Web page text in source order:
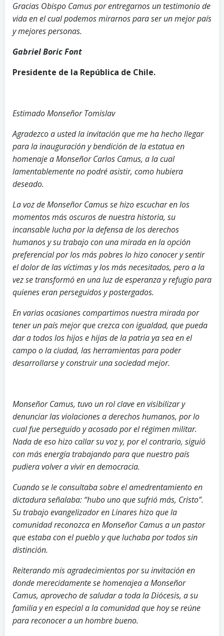
Gracias Obispo Camus por entregarnos un testimonio de
vida en el cual podemos mirarnos para ser un mejor país
y mejores personas.
Gabriel Boric Font
Presidente de la República de Chile.
Estimado Monseñor Tomislav
Agradezco a usted la invitación que me ha hecho llegar
para la inauguración y bendición de la estatua en
homenaje a Monseñor Carlos Camus, a la cual
lamentablemente no podré asistir, como hubiera
deseado.
La voz de Monseñor Camus se hizo escuchar en los
momentos más oscuros de nuestra historia, su
incansable lucha por la defensa de los derechos
humanos y su trabajo con una mirada en la opción
preferencial por los más pobres lo hizo conocer y sentir
el dolor de las víctimas y los más necesitados, pero a la
vez se transformó en una luz de esperanza y refugio para
quienes eran perseguidos y postergados.
En varias ocasiones compartimos nuestra mirada por
tener un país mejor que crezca con igualdad, que pueda
dar a todos los hijos e hijas de la patria ya sea en el
campo o la ciudad, las herramientas para poder
desarrollarse y construir una sociedad mejor.
Monseñor Camus, tuvo un rol clave en visibilizar y
denunciar las violaciones a derechos humanos, por lo
cual fue perseguido y acosado por el régimen militar.
Nada de eso hizo callar su voz y, por el contrario, siguió
con más energía trabajando para que nuestro país
pudiera volver a vivir en democracia.
Cuando se le consultaba sobre el amedrentamiento en
dictadura señalaba: “hubo uno que sufrió más, Cristo”.
Su trabajo evangelizador en Linares hizo que la
comunidad reconozca en Monseñor Camus a un pastor
que estaba con el pueblo y que luchaba por todos sin
distinción.
Reiterando mis agradecimientos por su invitación en
donde merecidamente se homenajea a Monseñor
Camus, aprovecho de saludar a toda la Diócesis, a su
familia y en especial a la comunidad que hoy se reúne
para reconocer a un hombre bueno.